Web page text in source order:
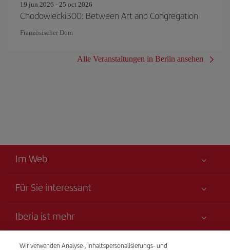
19 jun 2026 - 25 oct 2026
Chodowiecki300: Between Art and Congregation
Französischer Dom
Alle Veranstaltungen in Berlin ansehen
Im Web
Für Sie interessant
Erklärung zur Barrierefreiheit
Iberia ist mehr
Transparenz
Wir verwenden Analyse-, Inhaltspersonalisierungs- und